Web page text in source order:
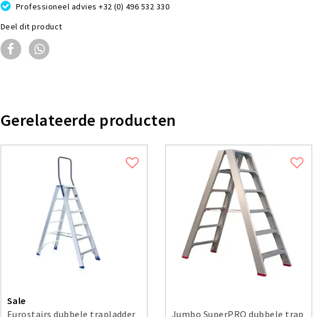
Professioneel advies +32 (0) 496 532 330
Deel dit product
Gerelateerde producten
Sale
Eurostairs dubbele trapladder
Jumbo SuperPRO dubbele trap